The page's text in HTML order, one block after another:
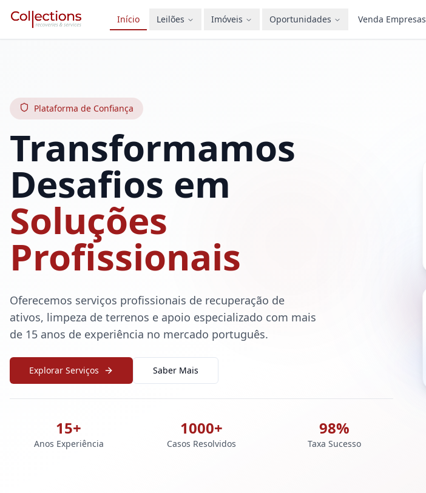
Início Leilões Imóveis Oportunidades Venda Empresas
Plataforma de Confiança
Transformamos
Desafios em
Soluções
Profissionais
Oferecemos serviços profissionais de recuperação de
ativos, limpeza de terrenos e apoio especializado com mais
de 15 anos de experiência no mercado português.
Explorar Serviços Saber Mais
15+
Anos Experiência
1000+
Casos Resolvidos
98%
Taxa Sucesso